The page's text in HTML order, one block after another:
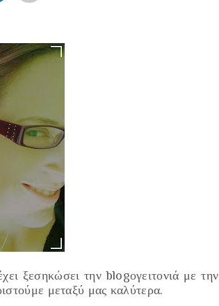
ξεσηκώσει την blogογειτονιά με την
μεταξύ μας καλύτερα.